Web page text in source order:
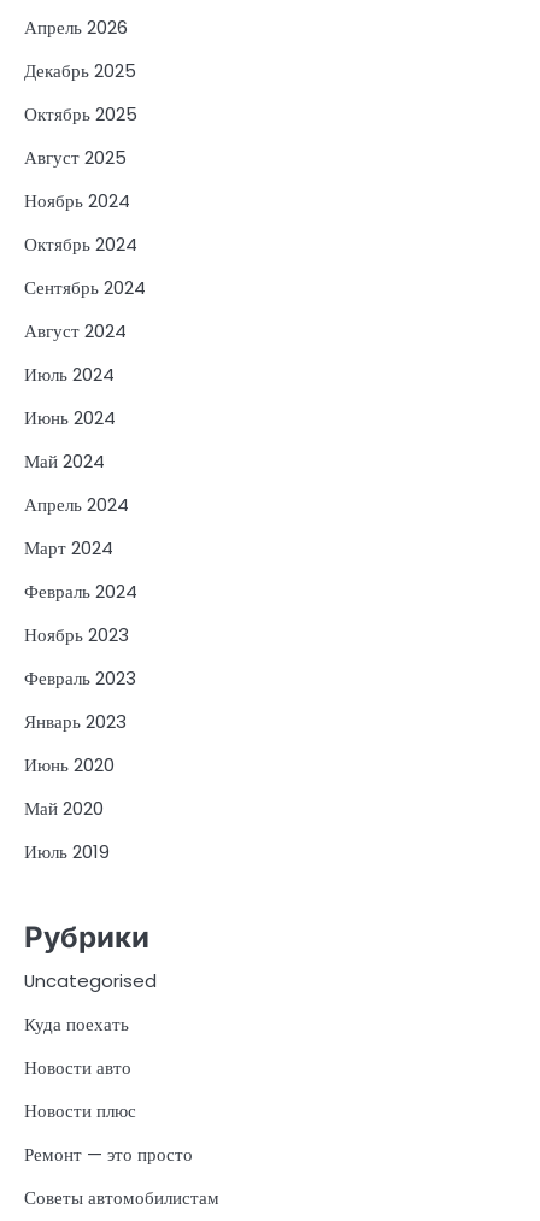
Апрель 2026
Декабрь 2025
Октябрь 2025
Август 2025
Ноябрь 2024
Октябрь 2024
Сентябрь 2024
Август 2024
Июль 2024
Июнь 2024
Май 2024
Апрель 2024
Март 2024
Февраль 2024
Ноябрь 2023
Февраль 2023
Январь 2023
Июнь 2020
Май 2020
Июль 2019
Рубрики
Uncategorised
Куда поехать
Новости авто
Новости плюс
Ремонт — это просто
Советы автомобилистам